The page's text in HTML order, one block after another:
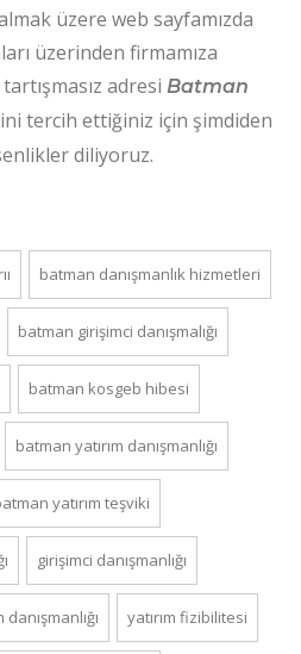
üzere web sayfamızda
üzerinden firmamıza
tartışmasız adresi Batman
tercih ettiğiniz için şimdiden
diliyoruz.
batman danışmanlık hizmetleri
batman girişimci danışmalığı
batman kosgeb hibesi
batman yatırım danışmanlığı
yatırım teşviki
girişimci danışmanlığı
danışmanlığı yatırım fizibilitesi